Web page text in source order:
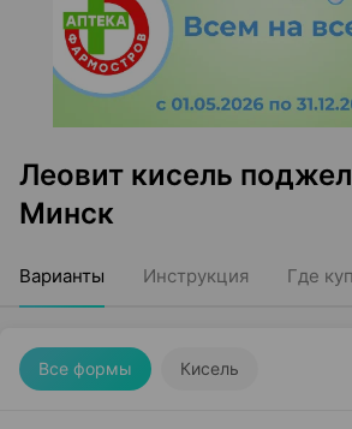
Леовит кисель
Минск
Варианты Инструкция Где
Все формы Кисель